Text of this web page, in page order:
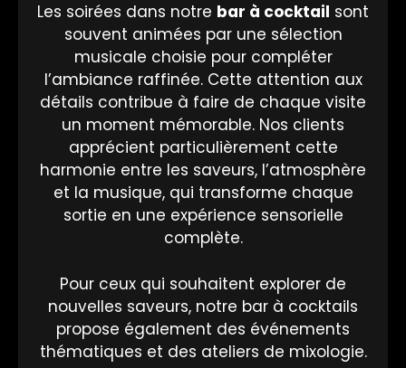
Les soirées dans notre bar à cocktail sont
souvent animées par une sélection
musicale choisie pour compléter
l’ambiance raffinée. Cette attention aux
détails contribue à faire de chaque visite
un moment mémorable. Nos clients
apprécient particulièrement cette
harmonie entre les saveurs, l’atmosphère
et la musique, qui transforme chaque
sortie en une expérience sensorielle
complète.
Pour ceux qui souhaitent explorer de
nouvelles saveurs, notre bar à cocktails
propose également des événements
thématiques et des ateliers de mixologie.